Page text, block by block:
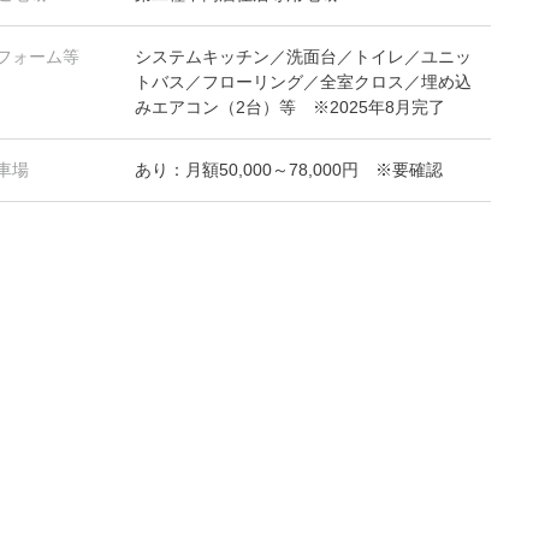
ォーム等
システムキッチン／洗面台／トイレ／ユニッ
トバス／フローリング／全室クロス／埋め込
みエアコン（2台）等 ※2025年8月完了
場 あり：月額50,000～78,000円 ※要確認